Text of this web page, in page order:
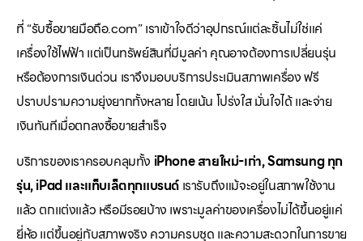
ที่ “รับซื้อขายมือถือ.com” เราเข้าใจดีว่าอุปกรณ์แต่ละชิ้นไม่ใช่แค่
เครื่องใช้ไฟฟ้า แต่เป็นทรัพย์สินที่มีมูลค่า คุณอาจต้องการเปลี่ยนรุ่น
หรือต้องการเงินด่วน เราจึงมอบบริการประเมินสภาพเครื่อง ฟรี
ปราบปรามความยุ่งยากทั้งหลาย โดยเน้น โปร่งใส มั่นใจได้ และจ่าย
เงินทันทีเมื่อตกลงซื้อขายสำเร็จ
บริการของเราครอบคลุมทั้ง iPhone สายใหม่-เก่า, Samsung ทุก
รุ่น, iPad และแท็บเล็ตทุกแบรนด์ เรารับถึงแม้จะอยู่ในสภาพใช้งาน
แล้ว ตกแต่งแล้ว หรือมีรอยบ้าง เพราะมูลค่าของเครื่องไม่ได้ขึ้นอยู่แค่
ยี่ห้อ แต่ขึ้นอยู่กับสภาพจริง ความครบชุด และความสะดวกในการขาย